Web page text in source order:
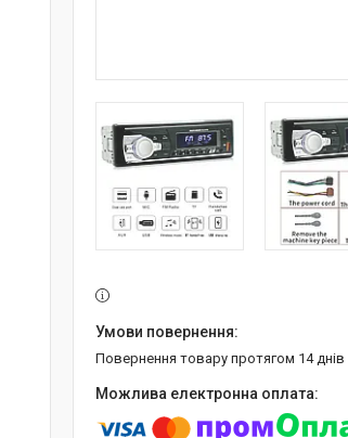
повернення товару протягом 14 днів